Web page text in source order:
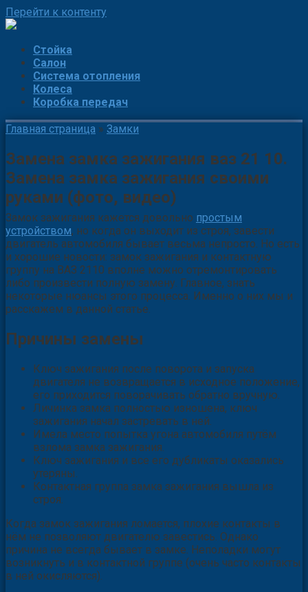
Перейти к контенту
Стойка
Салон
Система отопления
Колеса
Коробка передач
Главная страница » Замки
Замена замка зажигания ваз 21 10.
Замена замка зажигания своими
руками (фото, видео)
Замок зажигания кажется довольно простым
устройством, но когда он выходит из строя, завести
двигатель автомобиля бывает весьма непросто. Но есть
и хорошие новости: замок зажигания и контактную
группу на ВАЗ 2110 вполне можно отремонтировать
либо произвести полную замену. Главное, знать
некоторые нюансы этого процесса. Именно о них мы и
расскажем в данной статье.
Причины замены
Ключ зажигания после поворота и запуска
двигателя не возвращается в исходное положение,
его приходится поворачивать обратно вручную.
Личинка замка полностью изношена, ключ
зажигания начал застревать в ней.
Имела место попытка угона автомобиля путём
взлома замка зажигания.
Ключ зажигания и все его дубликаты оказались
утеряны.
Контактная группа замка зажигания вышла из
строя.
Когда замок зажигания ломается, плохие контакты в
нём не позволяют двигателю завестись. Однако
причина не всегда бывает в замке. Неполадки могут
возникнуть и в контактной группе (очень часто контакты
в ней окисляются).